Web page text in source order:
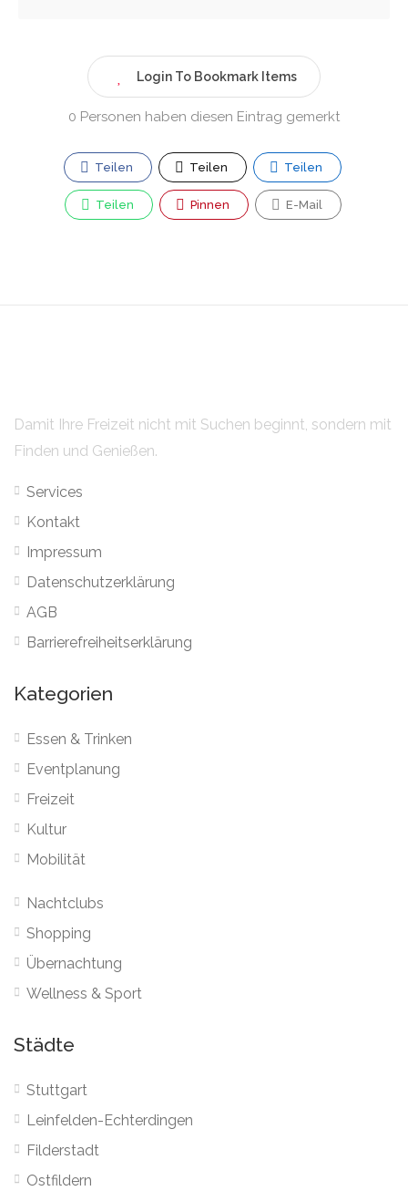
Login To Bookmark Items
0 Personen haben diesen Eintrag gemerkt
Teilen Teilen Teilen
Teilen Pinnen E-Mail
Damit Ihre Freizeit nicht mit Suchen beginnt, sondern mit
Finden und Genießen.
Services
Kontakt
Impressum
Datenschutzerklärung
AGB
Barrierefreiheitserklärung
Kategorien
Essen & Trinken
Eventplanung
Freizeit
Kultur
Mobilität
Nachtclubs
Shopping
Übernachtung
Wellness & Sport
Städte
Stuttgart
Leinfelden-Echterdingen
Filderstadt
Ostfildern